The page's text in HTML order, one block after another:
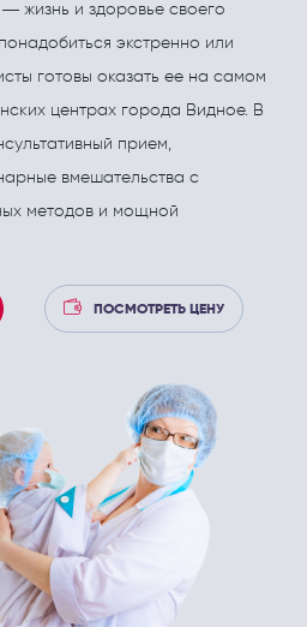
терапия (рефлексотерапия)
и ортопедия
андрология
СТАТЬИ
ПОЛЕЗНЫЕ СТАТЬИ
жизнь и здоровье своего
экстренно или
готовы оказать ее на самом
центрах города Видное. В
прием,
вмешательства с
методов и мощной
ПОСМОТРЕТЬ ЦЕНУ